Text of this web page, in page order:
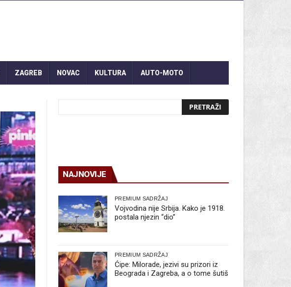
ZAGREB NOVAC KULTURA AUTO-MOTO
NAJNOVIJE
PREMIUM SADRŽAJ
Vojvodina nije Srbija. Kako je 1918.
postala njezin “dio”
PREMIUM SADRŽAJ
Ćipe: Milorade, jezivi su prizori iz
Beograda i Zagreba, a o tome šutiš